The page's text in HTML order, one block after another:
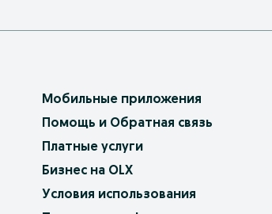
Мобильные приложения
Помощь и Обратная связь
Платные услуги
Бизнес на OLX
Условия использования